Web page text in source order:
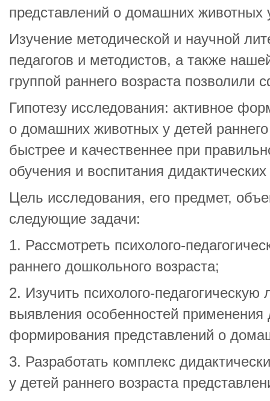
представлений о домашних животных
Изучение методической и научной
педагогов и методистов, а также
группой раннего возраста позволили
Гипотезу исследования: активное
о домашних животных у детей раннего
быстрее и качественнее при
обучения и воспитания дидактических
Цель исследования, его предмет,
следующие задачи:
1. Рассмотреть психолого-
раннего дошкольного возраста;
2. Изучить психолого-педагогическую
выявления особенностей применения
формирования представлений о
3. Разработать комплекс
у детей раннего возраста